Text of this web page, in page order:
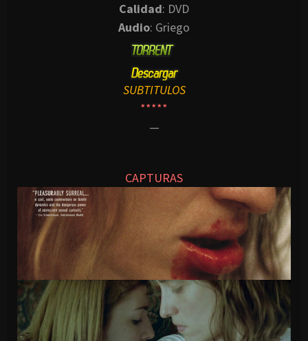
Calidad: DVD
Audio: Griego
SUBTITULOS
*****
—
CAPTURAS